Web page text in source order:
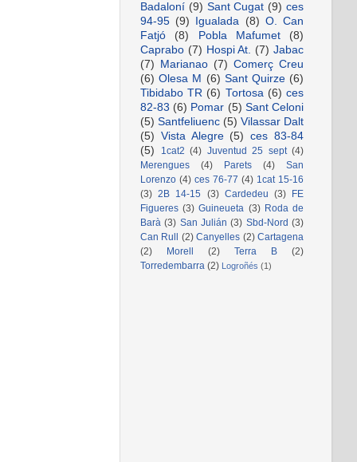
Badaloní (9) Sant Cugat (9) ces
94-95 (9) Igualada (8) O. Can
Fatjó
(8) Pobla Mafumet
(8)
Caprabo (7) Hospi At. (7) Jabac
(7)
Marianao (7) Comerç Creu
(6) Olesa M (6) Sant Quirze (6)
Tibidabo TR (6) Tortosa (6) ces
82-83 (6) Pomar (5) Sant Celoni
(5) Santfeliuenc (5) Vilassar Dalt
(5) Vista Alegre (5)
ces 83-84
(5)
1cat2 (4) Juventud 25 sept (4)
Merengues
(4) Parets (4)
San
Lorenzo (4) ces 76-77 (4) 1cat 15-16
(3) 2B 14-15 (3) Cardedeu (3)
FE
Figueres (3) Guineueta (3) Roda de
Barà (3) San Julián (3) Sbd-Nord (3)
Can Rull
(2) Canyelles (2) Cartagena
(2)
Morell (2) Terra B
(2)
Torredembarra (2) Logroñés (1)